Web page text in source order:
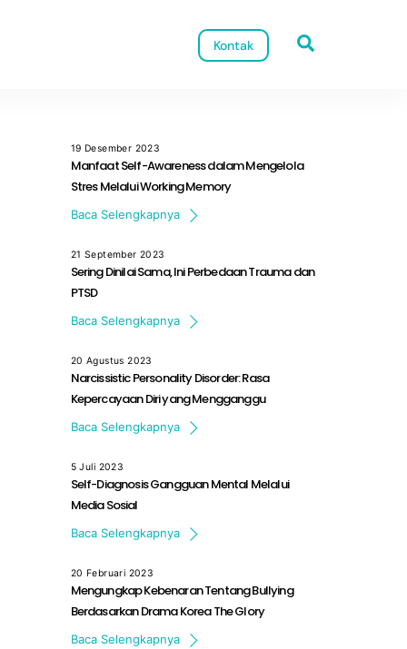
Kontak
19 Desember 2023
Manfaat Self-Awareness dalam Mengelola
Stres Melalui Working Memory
Dalam perjalanan hidup yang penuh […]
Baca Selengkapnya
21 September 2023
Sering Dinilai Sama, Ini Perbedaan Trauma dan
PTSD
Kamu pernah mendengar bahwa pengalaman […]
Baca Selengkapnya
20 Agustus 2023
Narcissistic Personality Disorder: Rasa
Kepercayaan Diri yang Mengganggu
Apa itu Narcissistic Personality Disorder (NPD)? […]
Baca Selengkapnya
5 Juli 2023
Self-Diagnosis Gangguan Mental Melalui
Media Sosial
Jumlah anak-anak dan remaja yang […]
Baca Selengkapnya
20 Februari 2023
Mengungkap Kebenaran Tentang Bullying
Berdasarkan Drama Korea The Glory
TRIGGER WARNING: ARTIKEL INI MENGANDUNG […]
Baca Selengkapnya